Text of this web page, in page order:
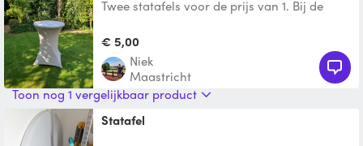
Twee statafels voor de prijs van 1. Bij de
statafels er extr
€ 5,00
Niek
Maastricht
Toon nog 1 vergelijkbaar product
Statafel